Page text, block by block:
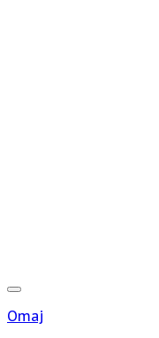
Omaj